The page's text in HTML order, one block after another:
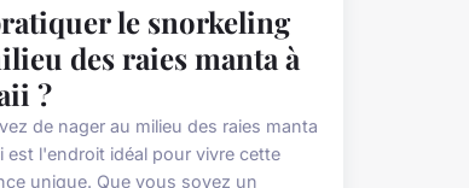
le snorkeling
des raies manta à
?
de nager au milieu des raies manta
est l'endroit idéal pour vivre cette
unique. Que vous soyez un